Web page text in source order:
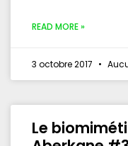
READ MORE »
3 octobre 2017
Le